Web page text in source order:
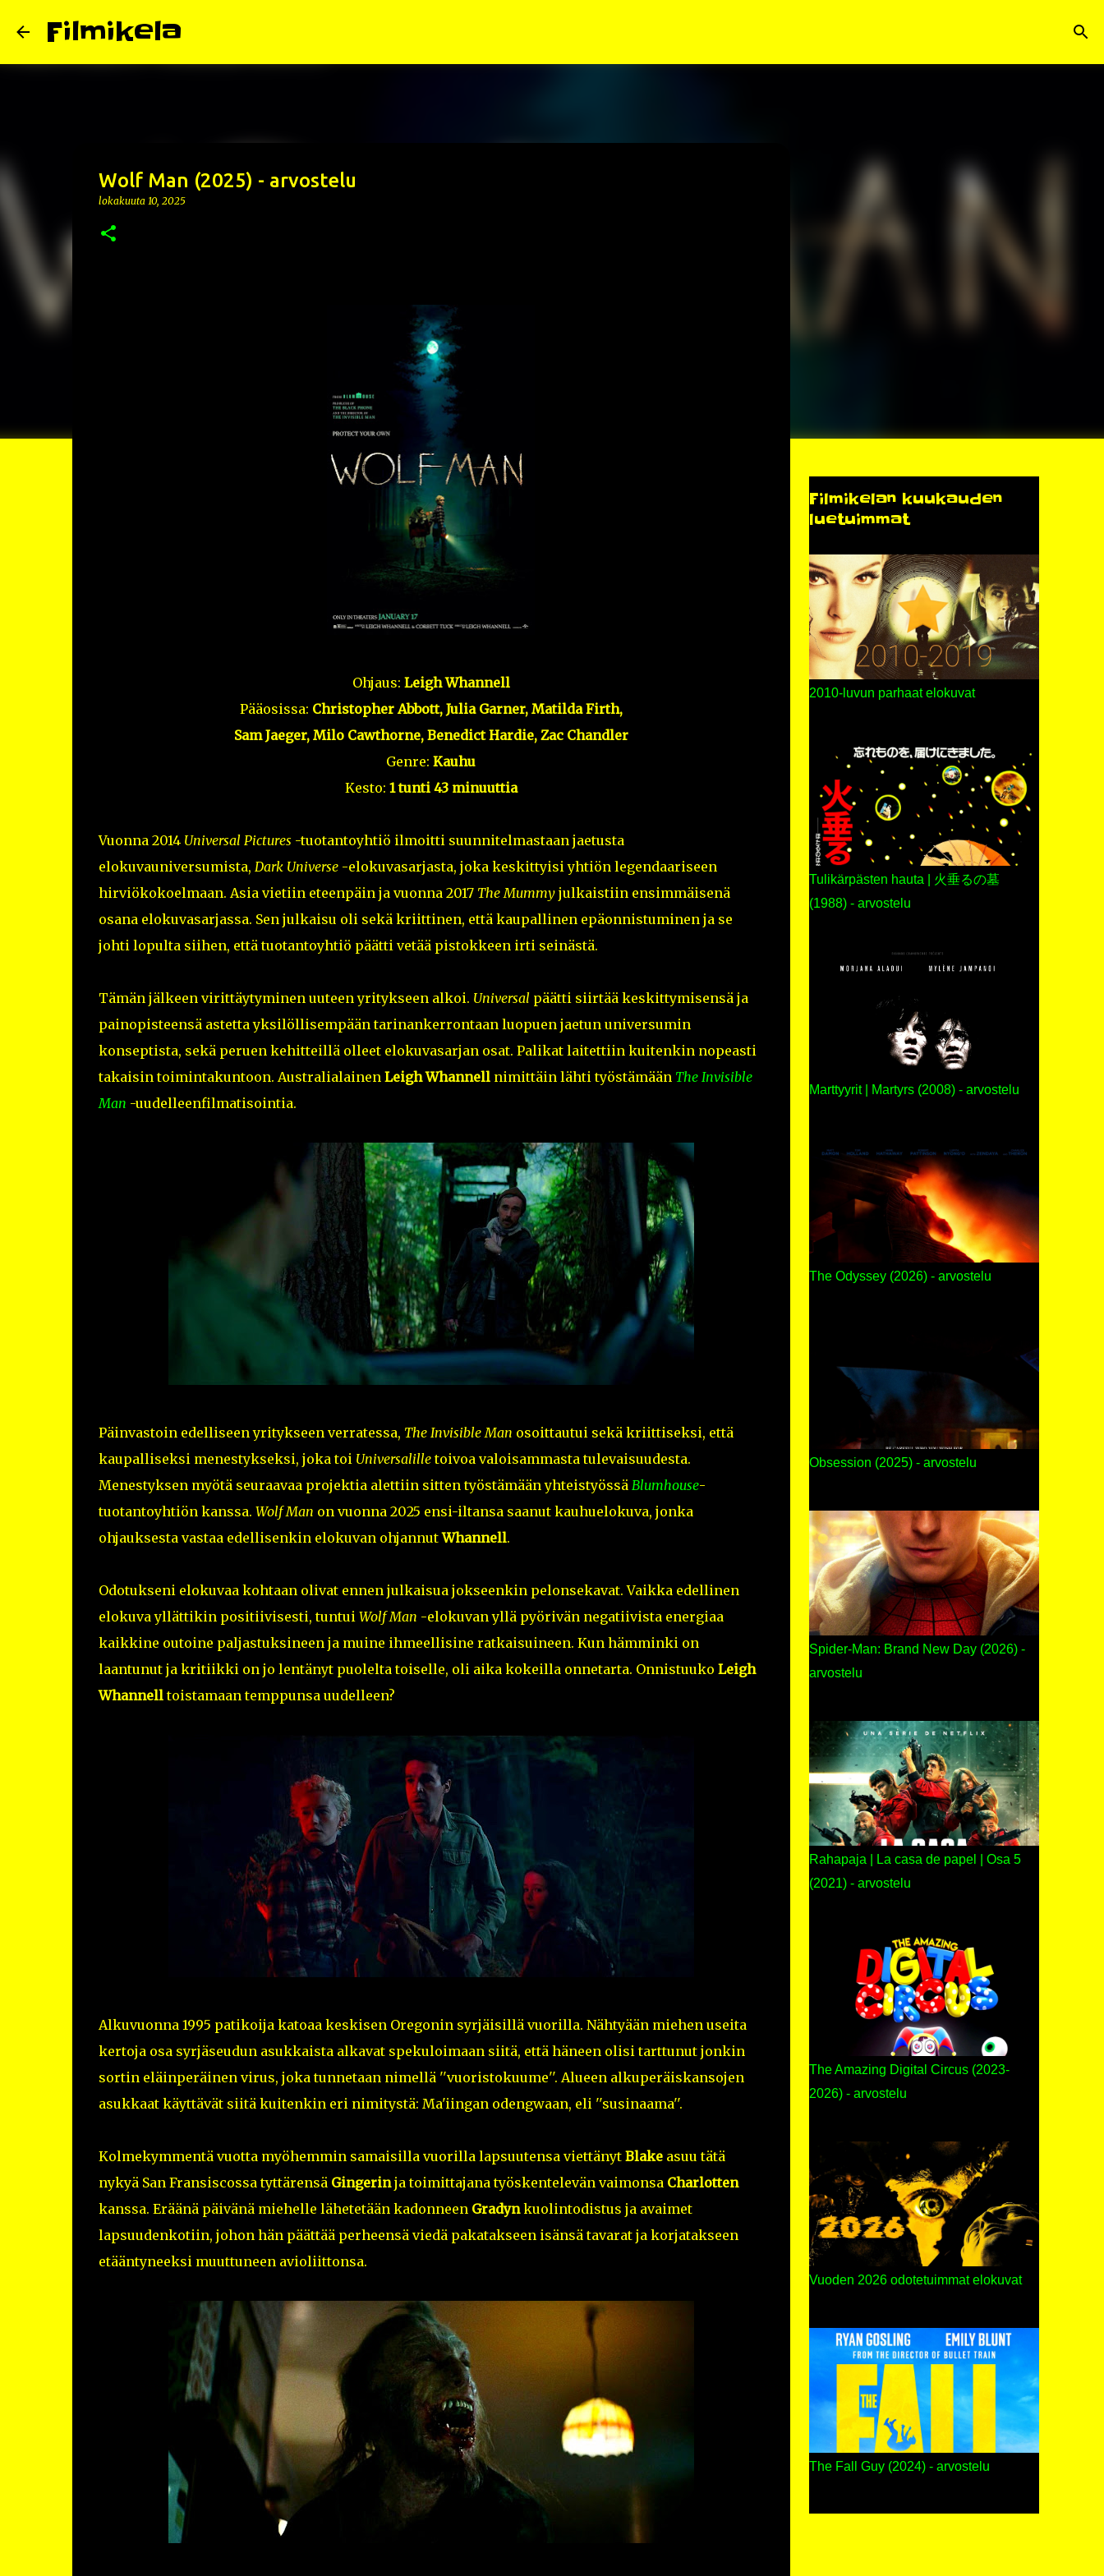
Filmikela
Wolf Man (2025) - arvostelu
lokakuuta 10, 2025
Ohjaus: Leigh Whannell
Pääosissa: Christopher Abbott, Julia Garner, Matilda Firth,
Sam Jaeger, Milo Cawthorne, Benedict Hardie, Zac Chandler
Genre: Kauhu
Kesto: 1 tunti 43 minuuttia
Vuonna 2014 Universal Pictures -tuotantoyhtiö ilmoitti suunnitelmastaan jaetusta
elokuvauniversumista, Dark Universe -elokuvasarjasta, joka keskittyisi yhtiön legendaariseen
hirviökokoelmaan. Asia vietiin eteenpäin ja vuonna 2017 The Mummy julkaistiin ensimmäisenä
osana elokuvasarjassa. Sen julkaisu oli sekä kriittinen, että kaupallinen epäonnistuminen ja se
johti lopulta siihen, että tuotantoyhtiö päätti vetää pistokkeen irti seinästä.
Tämän jälkeen virittäytyminen uuteen yritykseen alkoi. Universal päätti siirtää keskittymisensä ja
painopisteensä astetta yksilöllisempään tarinankerrontaan luopuen jaetun universumin
konseptista, sekä peruen kehitteillä olleet elokuvasarjan osat. Palikat laitettiin kuitenkin nopeasti
takaisin toimintakuntoon. Australialainen Leigh Whannell nimittäin lähti työstämään The Invisible
Man -uudelleenfilmatisointia.
Päinvastoin edelliseen yritykseen verratessa, The Invisible Man osoittautui sekä kriittiseksi, että
kaupalliseksi menestykseksi, joka toi Universalilletoivoa valoisammasta tulevaisuudesta.
Menestyksen myötä seuraavaa projektia alettiin sitten työstämään yhteistyössä Blumhouse-
tuotantoyhtiön kanssa. Wolf Man on vuonna 2025 ensi-iltansa saanut kauhuelokuva, jonka
ohjauksesta vastaa edellisenkin elokuvan ohjannutWhannell.
Odotukseni elokuvaa kohtaan olivat ennen julkaisua jokseenkin pelonsekavat. Vaikka edellinen
elokuva yllättikin positiivisesti, tuntui Wolf Man -elokuvan yllä pyörivän negatiivista energiaa
kaikkine outoine paljastuksineen ja muine ihmeellisine ratkaisuineen. Kun hämminki on
laantunut ja kritiikki on jo lentänyt puolelta toiselle, oli aika kokeilla onnetarta. Onnistuuko Leigh
Whannelltoistamaan temppunsa uudelleen?
Alkuvuonna 1995 patikoija katoaa keskisen Oregonin syrjäisillä vuorilla. Nähtyään miehen useita
kertoja osa syrjäseudun asukkaista alkavat spekuloimaan siitä, että häneen olisi tarttunut jonkin
sortin eläinperäinen virus, joka tunnetaan nimellä ''vuoristokuume''. Alueen alkuperäiskansojen
asukkaat käyttävät siitä kuitenkin eri nimitystä: Ma'iingan odengwaan, eli ''susinaama''.
Kolmekymmentä vuotta myöhemmin samaisilla vuorilla lapsuutensa viettänyt Blake asuu tätä
nykyä San Fransiscossa tyttärensä Gingerinja toimittajana työskentelevän vaimonsa Charlotten
kanssa. Eräänä päivänä miehelle lähetetään kadonneen Gradynkuolintodistus ja avaimet
lapsuudenkotiin, johon hän päättää perheensä viedä pakatakseen isänsä tavarat ja korjatakseen
etääntyneeksi muuttuneen avioliittonsa.
Filmikelan kuukauden
luetuimmat
2010-luvun parhaat elokuvat
Tulikärpästen hauta | 火垂るの墓
(1988) - arvostelu
Marttyyrit | Martyrs (2008) - arvostelu
The Odyssey (2026) - arvostelu
Obsession (2025) - arvostelu
Spider-Man: Brand New Day (2026) -
arvostelu
Rahapaja | La casa de papel | Osa 5
(2021) - arvostelu
The Amazing Digital Circus (2023-
2026) - arvostelu
Vuoden 2026 odotetuimmat elokuvat
The Fall Guy (2024) - arvostelu